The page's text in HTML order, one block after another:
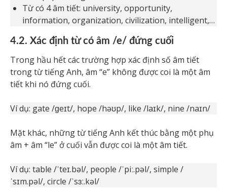
Từ có 4 âm tiết: university, opportunity,
information, organization, civilization, intelligent,…
4.2. Xác định từ có âm /e/ đứng cuối
Trong hầu hết các trường hợp xác định số âm tiết
trong từ tiếng Anh, âm “e” không được coi là một âm
tiết khi nó đứng cuối.
Ví dụ: gate /ɡeɪt/, hope /həʊp/, like /laɪk/, nine /naɪn/
Mặt khác, những từ tiếng Anh kết thúc bằng một phụ
âm + âm “le” ở cuối vẫn được coi là một âm tiết.
Ví dụ: table /ˈteɪ.bəl/, people /ˈpiː.pəl/, simple /
ˈsɪm.pəl/, circle /ˈsɜː.kəl/